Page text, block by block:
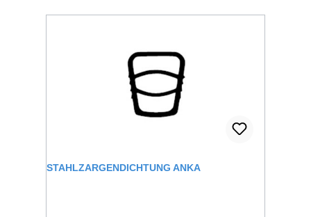
STAHLZARGENDICHTUNG ANKA